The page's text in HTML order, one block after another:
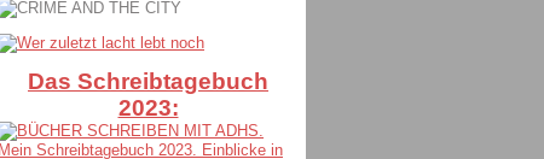
Das Schreibtagebuch
2023: